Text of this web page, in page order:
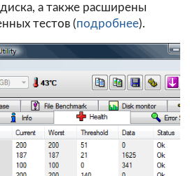
а также расширены
тестов (подробнее).